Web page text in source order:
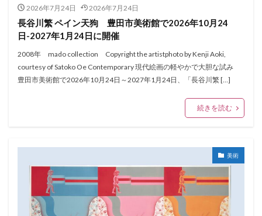
2026年7月24日 2026年7月24日
長谷川繁 ペイン天狗 豊田市美術館で2026年10月24
日-2027年1月24日に開催
2008年 mado collection Copyright the artistphoto by Kenji Aoki,
courtesy of Satoko Oe Contemporary 現代絵画の軽やかで大胆な試み
豊田市美術館で2026年10月24日～2027年1月24日、「長谷川繁 […]
続きを読む
美術